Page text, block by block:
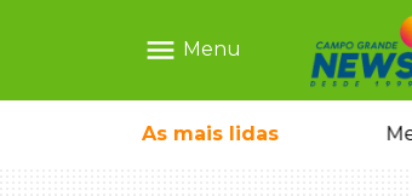
menu Menu
As mais lidas